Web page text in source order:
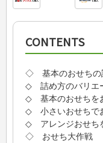
CONTENTS
◇ 基本のおせちの
◇ 詰め方のバリエ
◇ 基本のおせちを
◇ 小さいおせちで
◇ アレンジおせち
◇ おせち大作戦